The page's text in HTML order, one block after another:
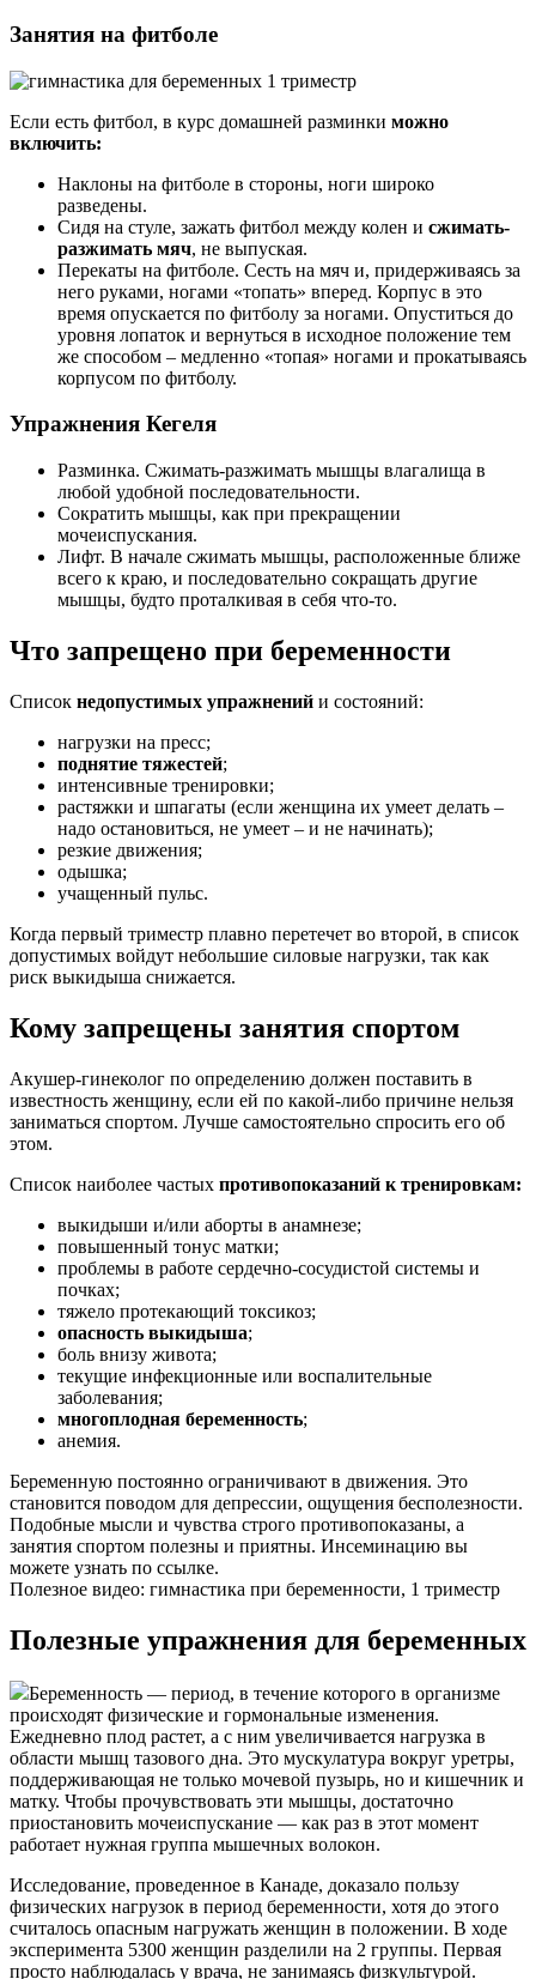
Занятия на фитболе
Если есть фитбол, в курс домашней разминки можно
включить:
Наклоны на фитболе в стороны, ноги широко
разведены.
Сидя на стуле, зажать фитбол между колен и сжимать-
разжимать мяч, не выпуская.
Перекаты на фитболе. Сесть на мяч и, придерживаясь за
него руками, ногами «топать» вперед. Корпус в это
время опускается по фитболу за ногами. Опуститься до
уровня лопаток и вернуться в исходное положение тем
же способом – медленно «топая» ногами и прокатываясь
корпусом по фитболу.
Упражнения Кегеля
Разминка. Сжимать-разжимать мышцы влагалища в
любой удобной последовательности.
Сократить мышцы, как при прекращении
мочеиспускания.
Лифт. В начале сжимать мышцы, расположенные ближе
всего к краю, и последовательно сокращать другие
мышцы, будто проталкивая в себя что-то.
Что запрещено при беременности
Список недопустимых упражнений и состояний:
нагрузки на пресс;
поднятие тяжестей;
интенсивные тренировки;
растяжки и шпагаты (если женщина их умеет делать –
надо остановиться, не умеет – и не начинать);
резкие движения;
одышка;
учащенный пульс.
Когда первый триместр плавно перетечет во второй, в список
допустимых войдут небольшие силовые нагрузки, так как
риск выкидыша снижается.
Кому запрещены занятия спортом
Акушер-гинеколог по определению должен поставить в
известность женщину, если ей по какой-либо причине нельзя
заниматься спортом. Лучше самостоятельно спросить его об
этом.
Список наиболее частых противопоказаний к тренировкам:
выкидыши и/или аборты в анамнезе;
повышенный тонус матки;
проблемы в работе сердечно-сосудистой системы и
почках;
тяжело протекающий токсикоз;
опасность выкидыша;
боль внизу живота;
текущие инфекционные или воспалительные
заболевания;
многоплодная беременность;
анемия.
Беременную постоянно ограничивают в движения. Это
становится поводом для депрессии, ощущения бесполезности.
Подобные мысли и чувства строго противопоказаны, а
занятия спортом полезны и приятны. Инсеминацию вы
можете узнать по ссылке.
Полезное видео: гимнастика при беременности, 1 триместр
Полезные упражнения для беременных
Беременность — период, в течение которого в организме
происходят физические и гормональные изменения.
Ежедневно плод растет, а с ним увеличивается нагрузка в
области мышц тазового дна. Это мускулатура вокруг уретры,
поддерживающая не только мочевой пузырь, но и кишечник и
матку. Чтобы прочувствовать эти мышцы, достаточно
приостановить мочеиспускание — как раз в этот момент
работает нужная группа мышечных волокон.
Исследование, проведенное в Канаде, доказало пользу
физических нагрузок в период беременности, хотя до этого
считалось опасным нагружать женщин в положении. В ходе
эксперимента 5300 женщин разделили на 2 группы. Первая
просто наблюдалась у врача, не занимаясь физкультурой.